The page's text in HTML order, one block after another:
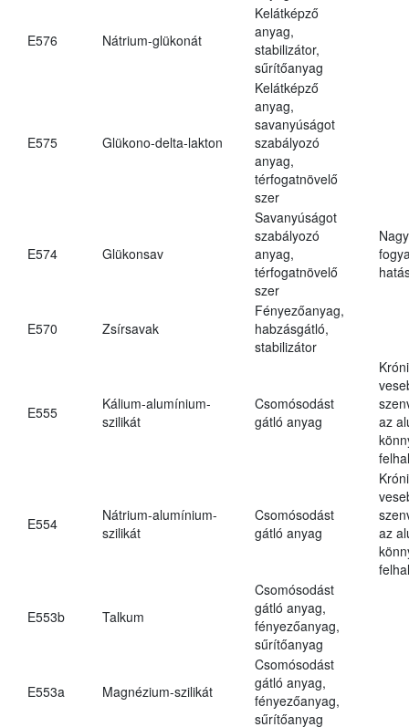
E576 Nátrium-glükonát
Kelátképző
anyag,
stabilizátor,
sűrítőanyag
E575 Glükono-delta-lakton
Kelátképző
anyag,
savanyúságot
szabályozó
anyag,
térfogatnövelő
szer
E574 Glükonsav
Savanyúságot
szabályozó
anyag,
térfogatnövelő
szer
E570 Zsírsavak
Fényezőanyag,
habzásgátló,
stabilizátor
E555
Kálium-alumínium-
szilikát
Csomósodást
gátló anyag
az
E554
Nátrium-alumínium-
szilikát
Csomósodást
gátló anyag
az
E553b Talkum
Csomósodást
gátló anyag,
fényezőanyag,
sűrítőanyag
E553a Magnézium-szilikát
Csomósodást
gátló anyag,
fényezőanyag,
sűrítőanyag